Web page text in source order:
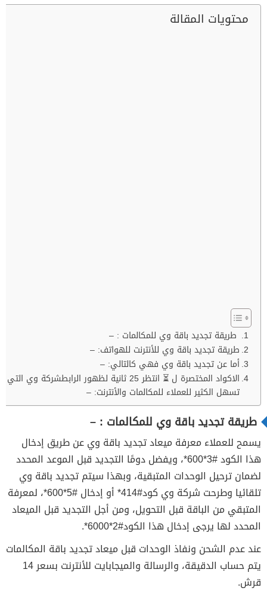
محتويات المقالة
طريقة تجديد باقة وي للمكالمات : –
طريقة تجديد باقة وي للأنترنت للهواتف: –
أما عن تجديد باقة وي فهي كالتالي: –
الاكواد المختصرة ل ⏳ انتظر 25 ثانية لظهور الرابطشركة وي التي
تسهل الكثير للعملاء للمكالمات والأنترنت: –
طريقة تجديد باقة وي للمكالمات : –
يسمح للعملاء معرفة ميعاد تجديد باقة وي عن طريق إدخال
هذا الكود #3*600*، ويفضل دومًا التجديد قبل الموعد المحدد
لضمان ترحيل الوحدات المتبقية، وبهذا سيتم تجديد باقة وي
تلقائيا وطرحت شركة وي كود#414* أو إدخال #5*600*، لمعرفة
المتبقي من الباقة قبل التحويل، ومن أجل التجديد قبل الميعاد
المحدد لها يرجى إدخال هذا الكود#2*6000*.
عند عدم الشحن ونفاذ الوحدات قبل ميعاد تجديد باقة المكالمات
يتم حساب الدقيقة، والرسالة والميجابايت للأنترنت بسعر 14
قرش.